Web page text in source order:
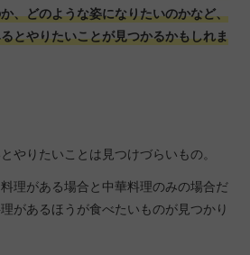
、どのような姿になりたいのかなど、
とやりたいことが見つかるかもしれま
やりたいことは見つけづらいもの。
理がある場合と中華料理のみの場合だ
があるほうが食べたいものが見つかり